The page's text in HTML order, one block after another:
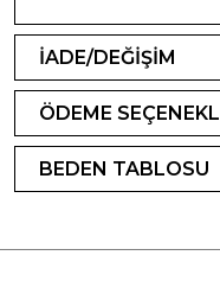
İADE/DEĞİŞİM
ÖDEME
BEDEN TABLOSU